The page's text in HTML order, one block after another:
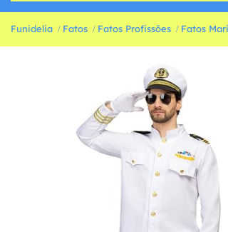
Funidelia Fatos Fatos Profissões Fatos